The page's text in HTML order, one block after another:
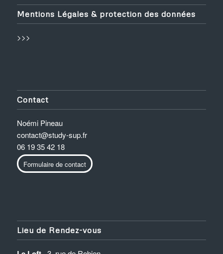
Mentions Légales & protection des données
>>>
Contact
Noémi Pineau
contact@study-sup.fr
06 19 35 42 18
Formulaire de contact
Lieu de Rendez-vous